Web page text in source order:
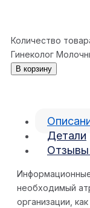
Количество
Гинеколог
В корзину
Детали
Отзывы
необходимый
организации,